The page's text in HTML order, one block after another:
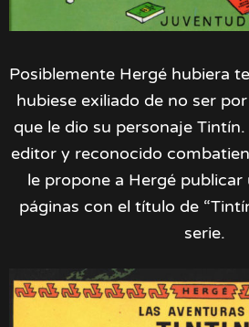
Posiblemente Hergé hubiera
hubiese exiliado de no ser
que le dio su personaje Tintín.
editor y reconocido
le propone a Hergé
páginas con el título de
serie.